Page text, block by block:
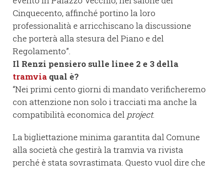
Cinquecento, affinché portino la loro
professionalità e arricchiscano la discussione
che porterà alla stesura del Piano e del
Regolamento”.
Il Renzi pensiero sulle linee 2 e 3 della
tramvia qual è?
“Nei primi cento giorni di mandato verificheremo
con attenzione non solo i tracciati ma anche la
compatibilità economica del project.
La bigliettazione minima garantita dal Comune
alla società che gestirà la tramvia va rivista
perché è stata sovrastimata. Questo vuol dire che